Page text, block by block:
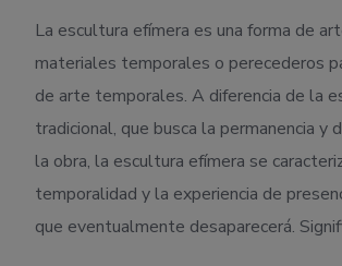
La escultura efímera es una forma de
materiales temporales o perecederos
de arte temporales. A diferencia de la
tradicional, que busca la permanencia y
la obra, la escultura efímera se
temporalidad y la experiencia de
que eventualmente desaparecerá.